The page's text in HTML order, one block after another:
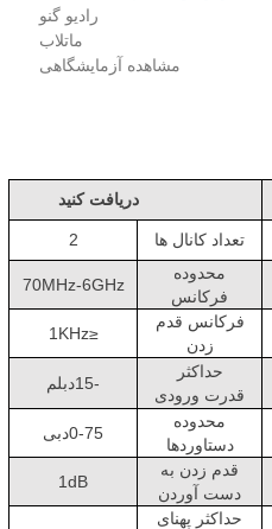
رادیو گنو
ماتلاب
مشاهده آزمایشگاهی
دریافت کنید
تعداد کانال ها
2
محدوده
فرکانس
70MHz-6GHz
فرکانس قدم
زدن
≤1KHz
حداکثر
قدرت ورودی
-15دبلم
محدوده
دستاوردها
0-75دبی
قدم زدن به
دست آوردن
1dB
حداکثر پهنای